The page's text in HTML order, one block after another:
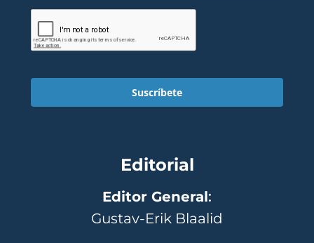
Suscríbete
Editorial
Editor General:
Gustav-Erik Blaalid